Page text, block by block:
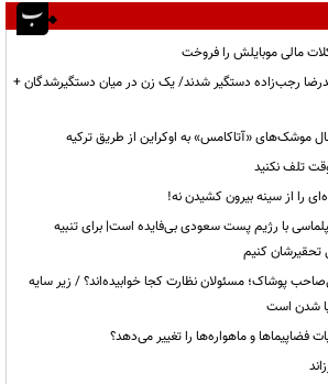
مالی موبایلش را فروخت
رجب‌زاده دستگیر شدند/ یک زن در میان دستگیرشدگان +
موشک‌های «آتاکامس» به اوکراین از طریق ترکیه
تلف نکنید
را از سینه بیرون کشیدن نه!
با رژیم پست سعودی بی‌فایده است| برای تنبیه
تحقیرشان کنیم
پوشاک؛ مسئولان نظارت کجا خوابیده‌اند؟ / زیر سایه
شدن است
و ماهواره‌ها را تغییر می‌دهد؟